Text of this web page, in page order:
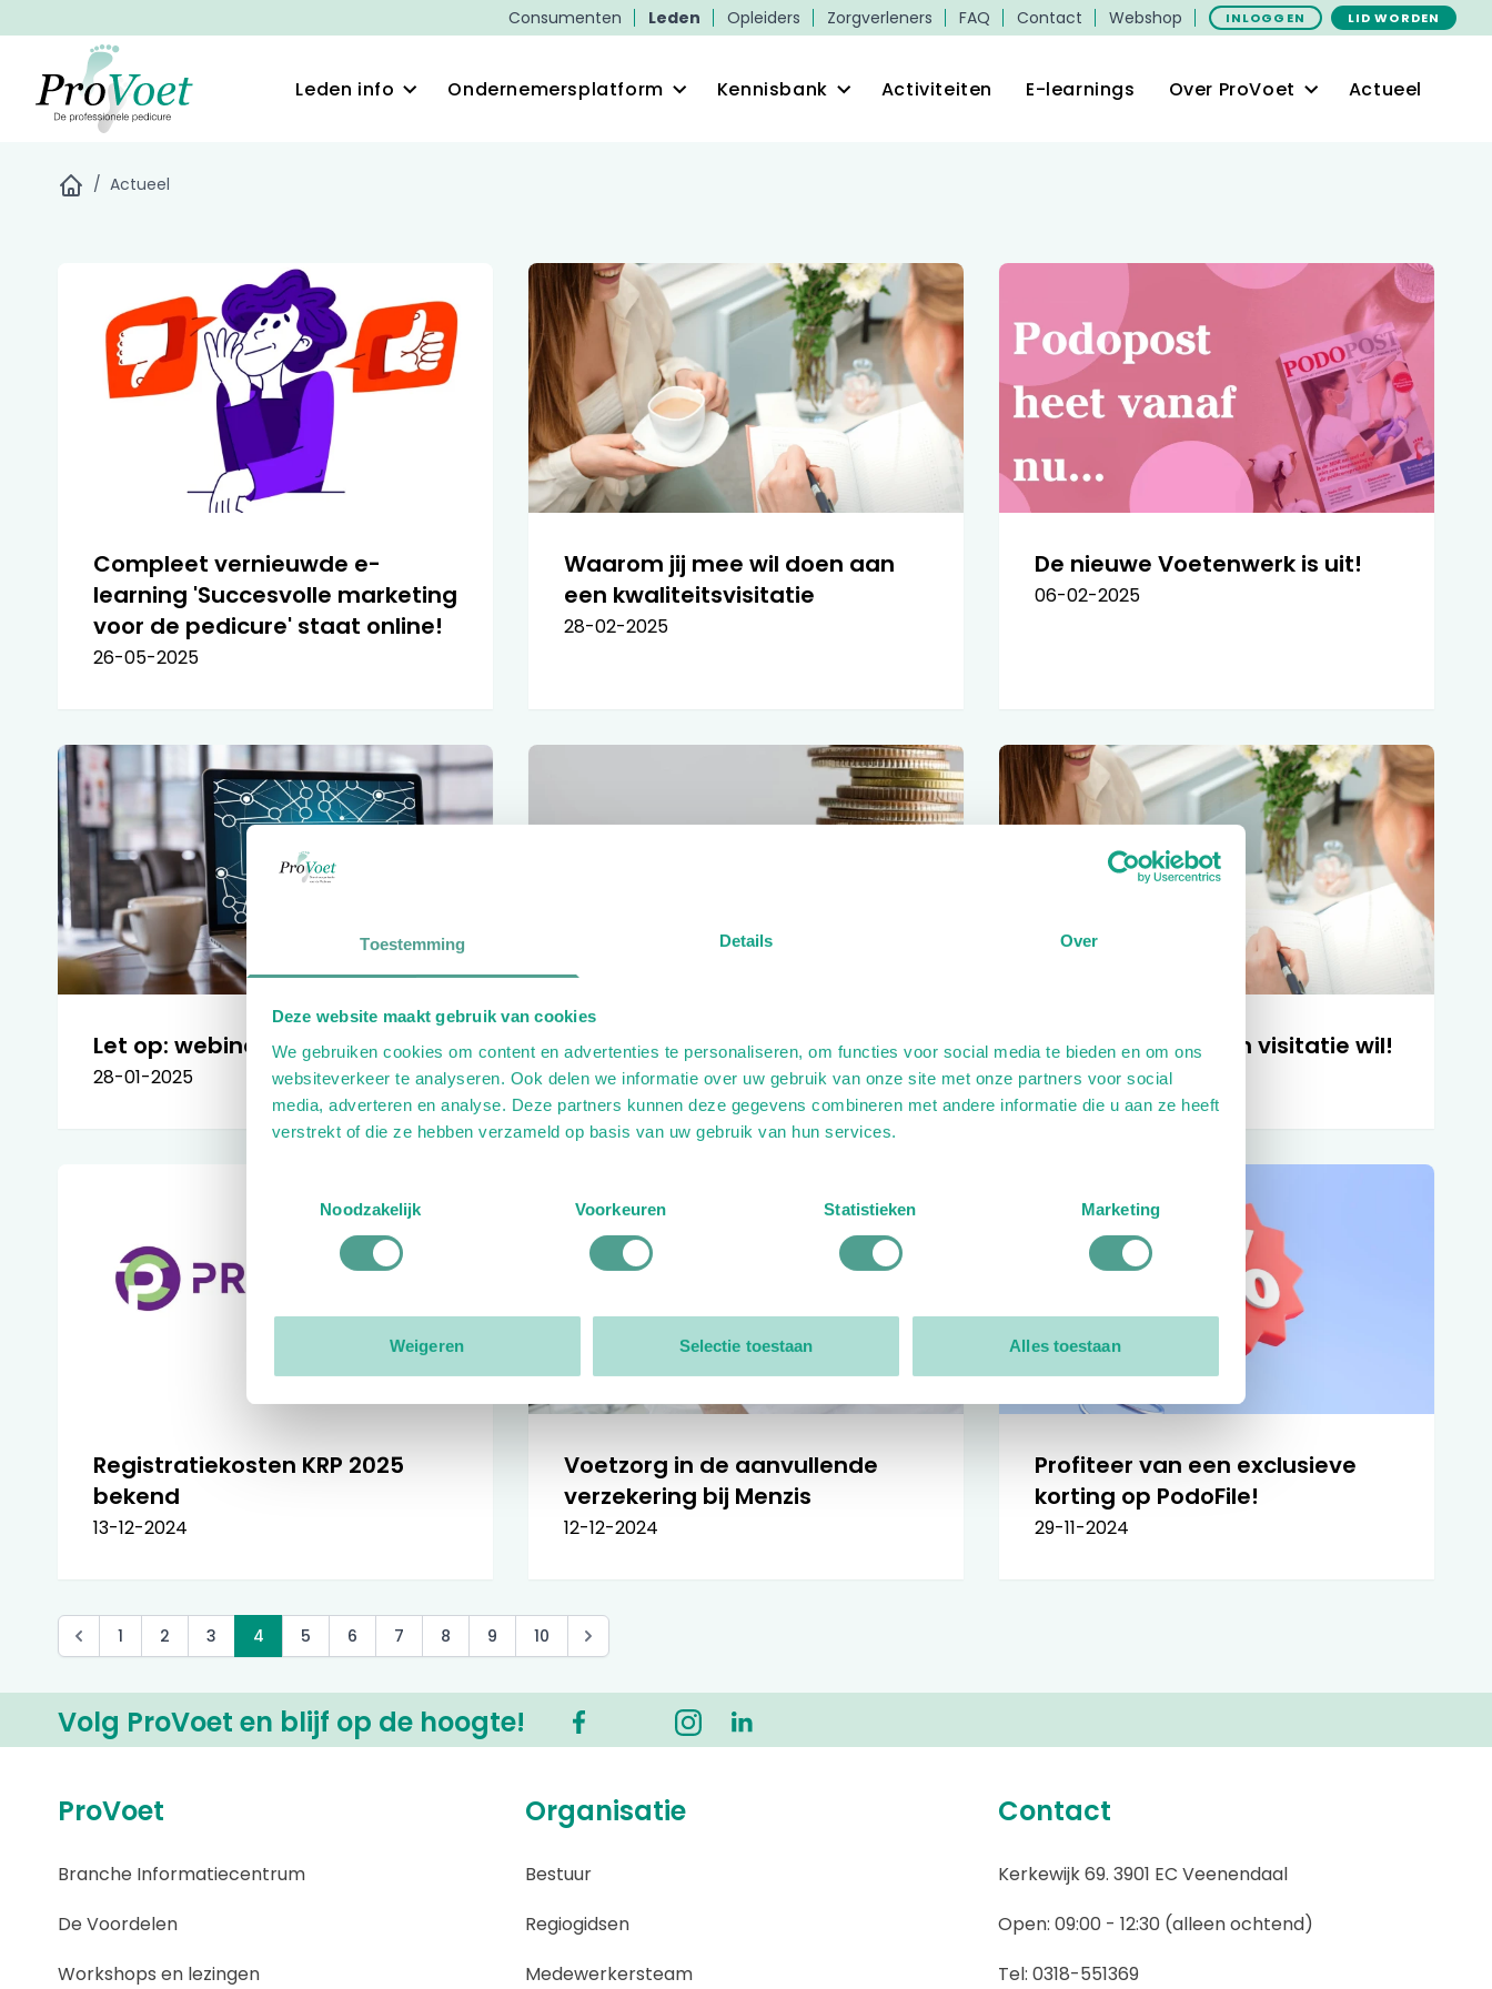
Toestemming Details Over
Deze website maakt gebruik van cookies
We gebruiken cookies om content en advertenties te personaliseren, om functies voor social media te bieden en om ons
websiteverkeer te analyseren. Ook delen we informatie over uw gebruik van onze site met onze partners voor social
media, adverteren en analyse. Deze partners kunnen deze gegevens combineren met andere informatie die u aan ze heeft
verstrekt of die ze hebben verzameld op basis van uw gebruik van hun services.
Noodzakelijk
Voorkeuren Statistieken Marketing
Weigeren Selectie toestaan Alles toestaan
Consumenten Leden Opleiders Zorgverleners FAQ Contact Webshop INLOGGEN LID WORDEN
Leden info Ondernemersplatform Kennisbank Activiteiten E-learnings Over ProVoet Actueel
/ Actueel
Compleet vernieuwde e-
learning 'Succesvolle marketing
voor de pedicure' staat online!
26-05-2025
Waarom jij mee wil doen aan
een kwaliteitsvisitatie
28-02-2025
De nieuwe Voetenwerk is uit!
06-02-2025
Let op: webinar Zorgmodule
28-01-2025
Aankondiging facturatie 2025
13-12-2024
Waarom jij ook een visitatie wil!
13-12-2024
Registratiekosten KRP 2025
bekend
13-12-2024
Voetzorg in de aanvullende
verzekering bij Menzis
12-12-2024
Profiteer van een exclusieve
korting op PodoFile!
29-11-2024
1 2 3 4 5 6 7 8 9 10
Volg ProVoet en blijf op de hoogte!
ProVoet
Branche Informatiecentrum
De Voordelen
Workshops en lezingen
Organisatie
Bestuur
Regiogidsen
Medewerkersteam
Contact
Kerkewijk 69. 3901 EC Veenendaal
Open: 09:00 - 12:30 (alleen ochtend)
Tel: 0318-551369